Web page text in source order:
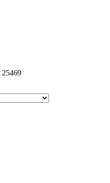
25469